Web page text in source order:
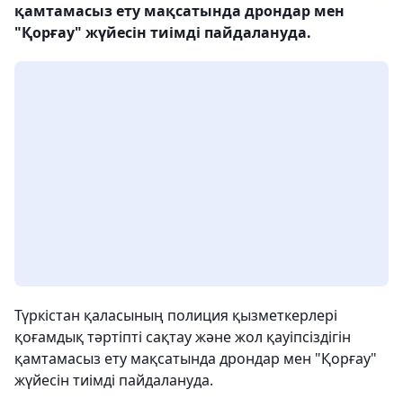
қамтамасыз ету мақсатында дрондар мен
"Қорғау" жүйесін тиімді пайдалануда.
Түркістан қаласының полиция қызметкерлері
қоғамдық тәртіпті сақтау және жол қауіпсіздігін
қамтамасыз ету мақсатында дрондар мен "Қорғау"
жүйесін тиімді пайдалануда.